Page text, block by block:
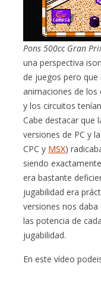
Pons 500cc Gran
una perspectiva
de juegos pero
animaciones de
y los circuitos
Cabe destacar que
versiones de PC y
CPC y MSX)
siendo
era bastante
jugabilidad era
versiones nos
las potencia de
jugabilidad.
En este vídeo